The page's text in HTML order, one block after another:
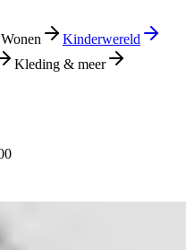
Wonen
Kinderwereld
Kleding & meer